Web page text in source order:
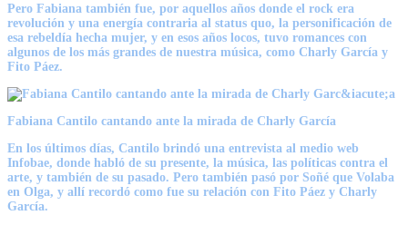
Pero Fabiana también fue, por aquellos años donde el rock era
revolución y una energía contraria al status quo, la personificación de
esa rebeldía hecha mujer, y en esos años locos, tuvo romances con
algunos de los más grandes de nuestra música, como Charly García y
Fito Páez.
Fabiana Cantilo cantando ante la mirada de Charly García
En los últimos días, Cantilo brindó una entrevista al medio web
Infobae, donde habló de su presente, la música, las políticas contra el
arte, y también de su pasado. Pero también pasó por Soñé que Volaba
en Olga, y allí recordó como fue su relación con Fito Páez y Charly
García.